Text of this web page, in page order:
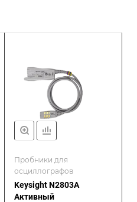
Пробники для
осциллографов
Keysight N2803A
Активный